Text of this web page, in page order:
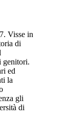
Visse in
di
genitori.
ed
la
gli
di